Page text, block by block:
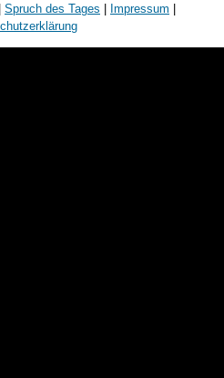
Spruch des Tages Impressum